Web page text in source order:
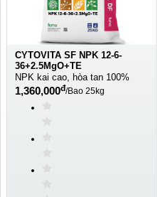
CYTOVITA SF NPK 12-6-
36+2.5MgO+TE
NPK kai cao, hòa tan 100%
1,360,000đ/Bao 25kg